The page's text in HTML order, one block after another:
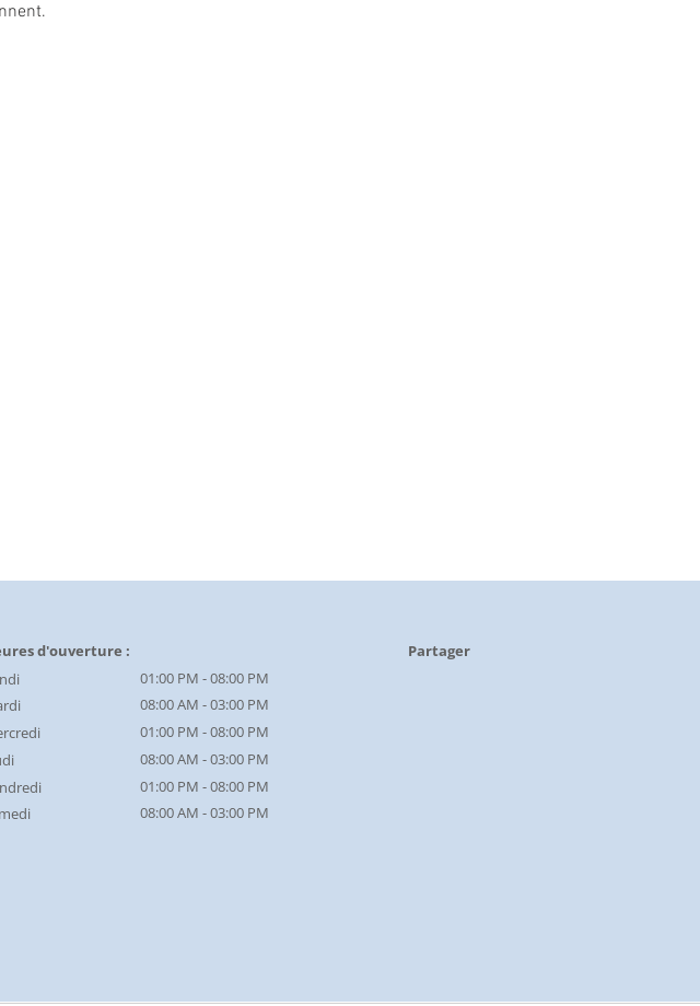
d'ouverture :
01:00 PM - 08:00 PM
08:00 AM - 03:00 PM
01:00 PM - 08:00 PM
08:00 AM - 03:00 PM
01:00 PM - 08:00 PM
08:00 AM - 03:00 PM
Partager